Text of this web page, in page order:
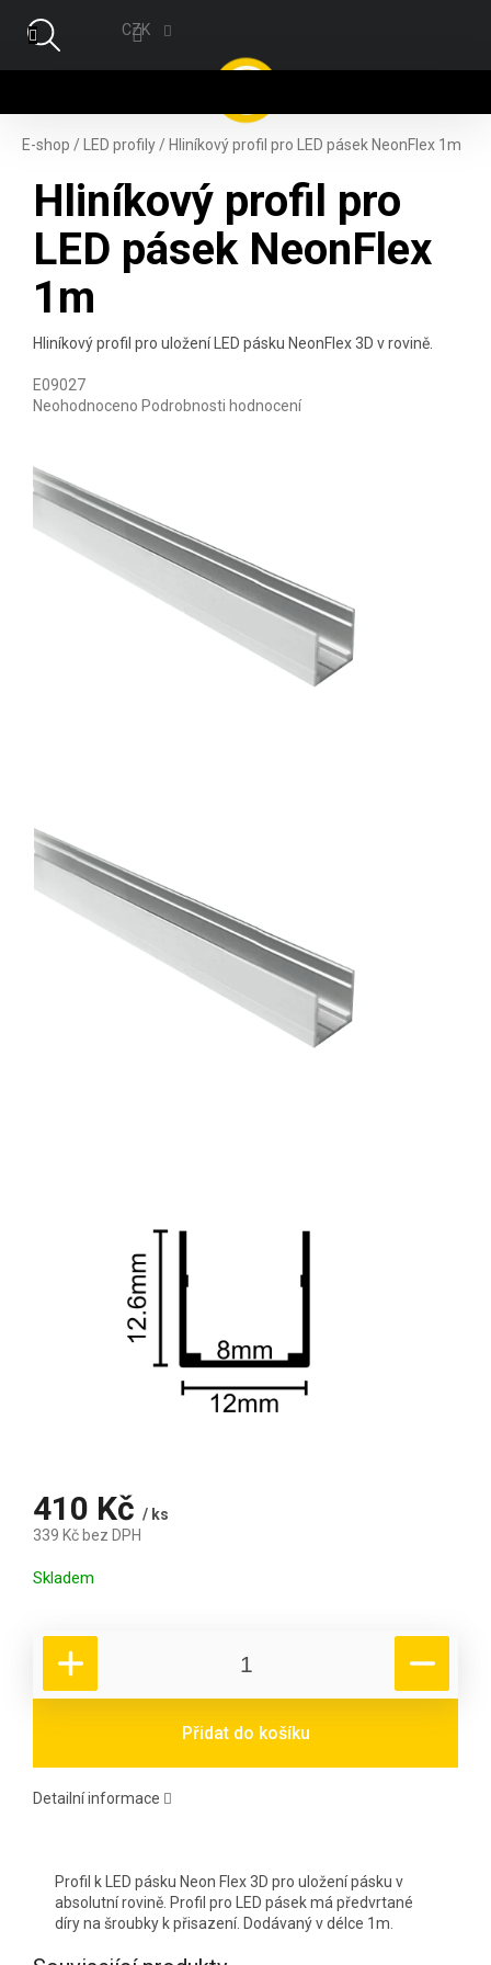
CZK
E-shop / LED profily / Hliníkový profil pro LED pásek NeonFlex 1m
Hliníkový profil pro
LED pásek NeonFlex
1m
Hliníkový profil pro uložení LED pásku NeonFlex 3D v rovině.
E09027
Průměrné hodnocení produktu je 0,0 z 5 hvězdiček.
Neohodnoceno Podrobnosti hodnocení
410 Kč / ks
339 Kč bez DPH
Skladem
Přidat do košíku
Detailní informace
Profil k LED pásku Neon Flex 3D pro uložení pásku v
absolutní rovině. Profil pro LED pásek má předvrtané
díry na šroubky k přisazení. Dodávaný v délce 1m.